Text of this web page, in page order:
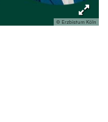
© Erzbistum Köln